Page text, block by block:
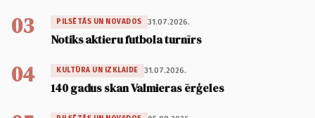
03 PILSĒTĀS UN NOVADOS 31.07.2026.
Notiks aktieru futbola turnīrs
04 KULTŪRA UN IZKLAIDE 31.07.2026.
140 gadus skan Valmieras ērģeles